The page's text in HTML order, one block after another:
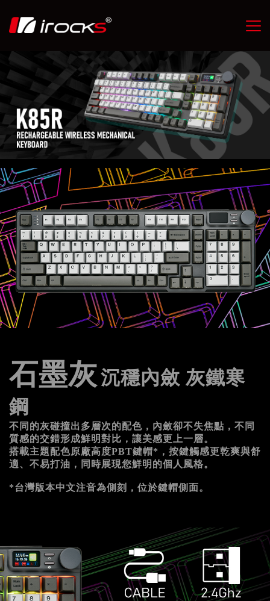
石墨灰沉穩內斂 灰鐵寒
鋼
不同的灰碰撞出多層次的配色，內斂卻不失焦點，不同
質感的交錯形成鮮明對比，讓美感更上一層。
搭載主題配色原廠高度PBT鍵帽*，按鍵觸感更乾爽與舒
適、不易打油，同時展現您鮮明的個人風格。
*台灣版本中文注音為側刻，位於鍵帽側面。